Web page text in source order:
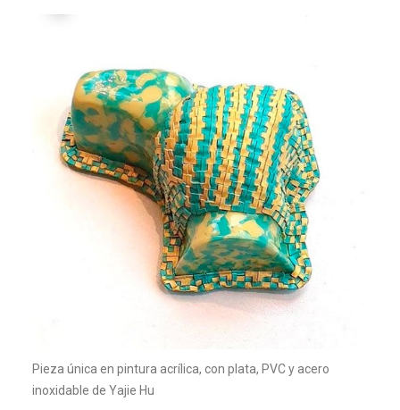
Pieza única en pintura acrílica, con plata, PVC y acero
inoxidable de Yajie Hu